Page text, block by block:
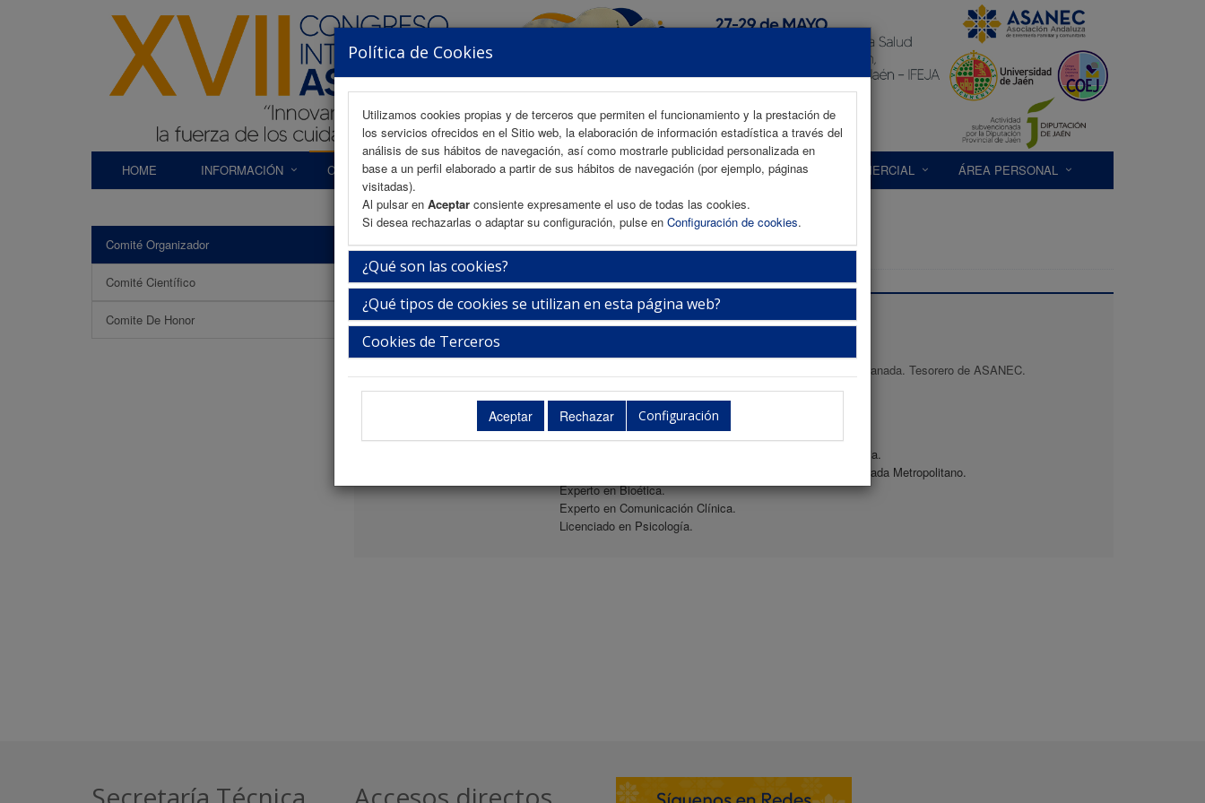
Política de Cookies
Utilizamos cookies propias y de terceros que permiten el funcionamiento y la prestación de
los servicios ofrecidos en el Sitio web, la elaboración de información estadística a través del
análisis de sus hábitos de navegación, así como mostrarle publicidad personalizada en
base a un perfil elaborado a partir de sus hábitos de navegación (por ejemplo, páginas
visitadas).
Al pulsar en Aceptar consiente expresamente el uso de todas las cookies.
Si desea rechazarlas o adaptar su configuración, pulse en Configuración de cookies.
¿Qué son las cookies?
¿Qué tipos de cookies se utilizan en esta página web?
Cookies de Terceros
Configuración
HOME INFORMACIÓN COMITÉS AREA CIENTÍFICA INSCRIPCIÓN ALOJAMIENTO EXP. COMERCIAL ÁREA PERSONAL
Comité Organizador
Comité Científico
Comite De Honor
Comité Organizador
Sr. D. Máximo Juan Sánchez Ruiz
Enfermero Gestor de Casos. Centro de Salud de Armilla. Granada. Tesorero de ASANEC.
Biografía
Enfermero Especialista en Enfermería Familiar y Comunitaria.
Gestor de Casos en el Centro de Salud de Armilla. DS Granada Metropolitano.
Experto en Bioética.
Experto en Comunicación Clínica.
Licenciado en Psicología.